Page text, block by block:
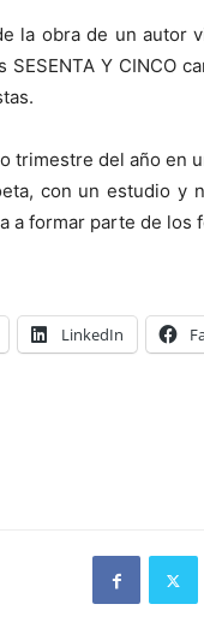
la obra de un
Y
trimestre del año
con un estudio y
formar parte de
LinkedIn